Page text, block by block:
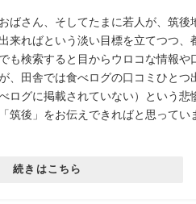
ばさん、そしてたまに若人が、筑後
来ればという淡い目標を立てつつ、
も検索すると目からウロコな情報や
、田舎では食べログの口コミひとつ
ログに掲載されていない）という悲
筑後」をお伝えできればと思ってい
続きはこちら